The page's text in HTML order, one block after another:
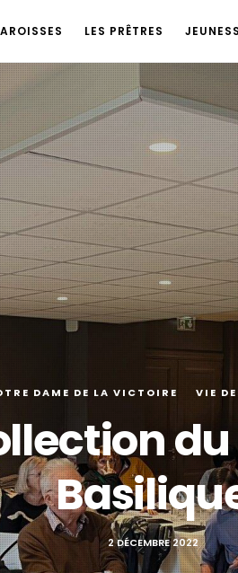
LES PRÊTRES
DAME DE LA VICTOIRE VIE
2 DÉCEMBRE 2022